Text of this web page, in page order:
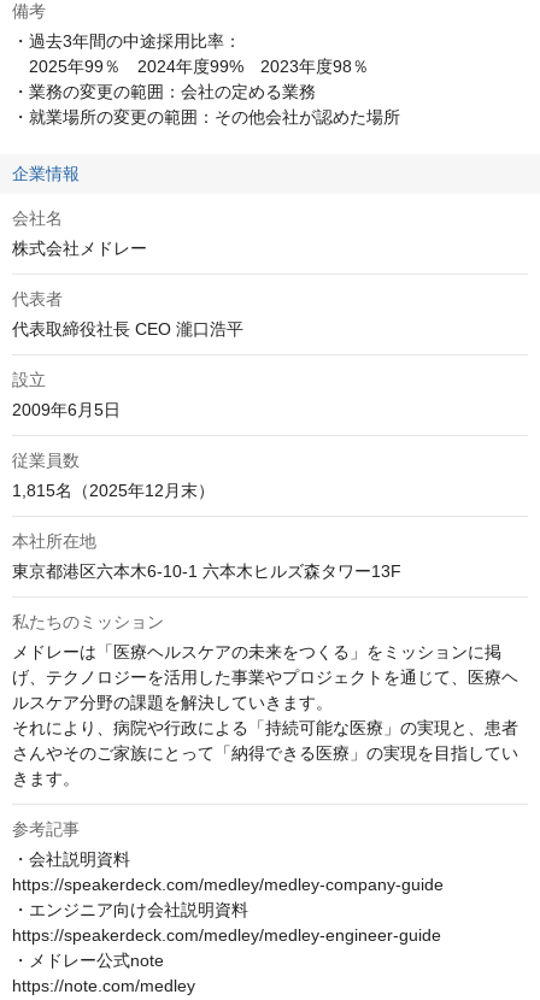
備考
・過去3年間の中途採用比率：
2025年99％　2024年度99%　2023年度98％
・業務の変更の範囲：会社の定める業務
・就業場所の変更の範囲：その他会社が認めた場所
企業情報
会社名
株式会社メドレー
代表者
代表取締役社長 CEO 瀧口浩平
設立
2009年6月5日
従業員数
1,815名（2025年12月末）
本社所在地
東京都港区六本木6-10-1 六本木ヒルズ森タワー13F
私たちのミッション
メドレーは「医療ヘルスケアの未来をつくる」をミッションに掲
げ、テクノロジーを活用した事業やプロジェクトを通じて、医療ヘ
ルスケア分野の課題を解決していきます。
それにより、病院や行政による「持続可能な医療」の実現と、患者
さんやそのご家族にとって「納得できる医療」の実現を目指してい
きます。
参考記事
・会社説明資料
https://speakerdeck.com/medley/medley-company-guide
・エンジニア向け会社説明資料
https://speakerdeck.com/medley/medley-engineer-guide
・メドレー公式note
https://note.com/medley